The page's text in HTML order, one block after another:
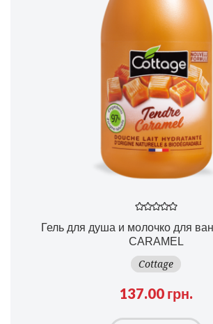
Гель для душа и молочко для
CARAMEL
Cottage
137.00 грн.